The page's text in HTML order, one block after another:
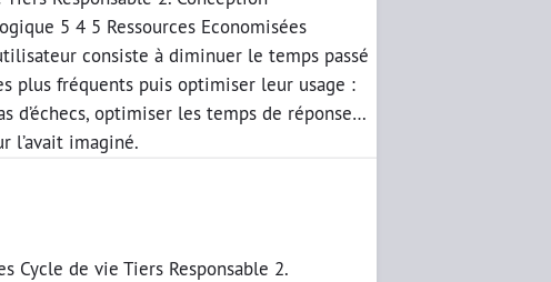
5 4 5 Ressources Economisées
consiste à diminuer le temps passé
plus fréquents puis optimiser leur usage :
d’échecs, optimiser les temps de réponse…
l’avait imaginé.
Cycle de vie Tiers Responsable 2.